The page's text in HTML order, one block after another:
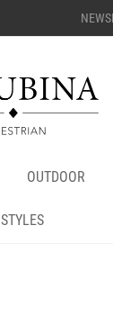
OUTDOOR
STYLES